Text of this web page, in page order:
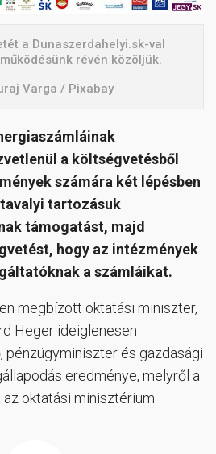
a Dunaszerdahelyi.sk-val
révén közöljük.
Varga / Pixabay
a költségvetésből
számára két lépésben
tartozásuk
támogatást, majd
hogy az intézmények
a számláikat.
megbízott oktatási miniszter,
Heger ideiglenesen
és gazdasági
eredménye, melyről a
oktatási minisztérium